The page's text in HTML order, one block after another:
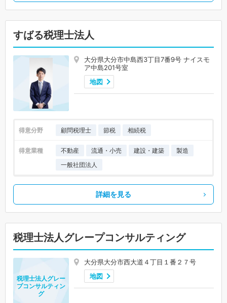
すばる税理士法人
大分県大分市中島西3丁目7番9号 ナイスモ
ア中島201号室
地図
得意分野 顧問税理士 節税 相続税
得意業種 不動産 流通・小売 建設・建築
製造
一般社団法人
詳細を見る
税理士法人グレープコンサルティング
大分県大分市西大道４丁目１番２７号
地図
税理士法人グレー
プコンサルティン
グ